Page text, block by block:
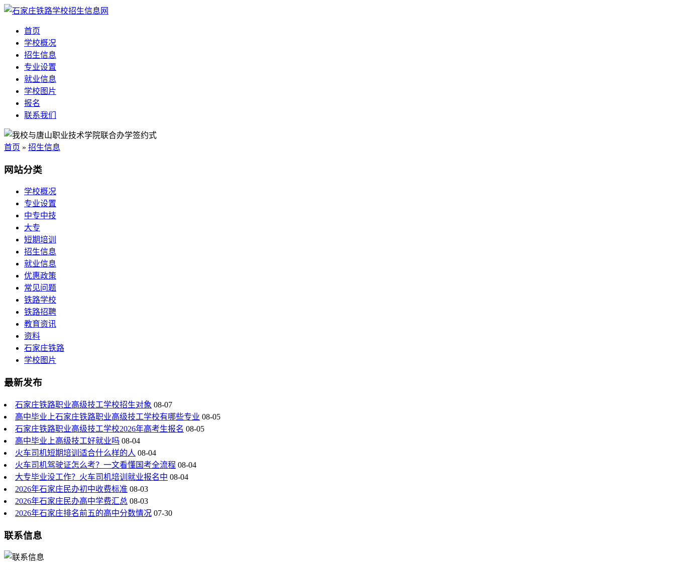
首页
学校概况
招生信息
专业设置
就业信息
学校图片
报名
联系我们
首页 » 招生信息
网站分类
学校概况
专业设置
中专中技
大专
短期培训
招生信息
就业信息
优惠政策
常见问题
铁路学校
铁路招聘
教育资讯
资料
石家庄铁路
学校图片
最新发布
石家庄铁路职业高级技工学校招生对象 08-07
高中毕业上石家庄铁路职业高级技工学校有哪些专业 08-05
石家庄铁路职业高级技工学校2026年高考生报名 08-05
高中毕业上高级技工好就业吗 08-04
火车司机短期培训适合什么样的人 08-04
火车司机驾驶证怎么考？一文看懂国考全流程 08-04
大专毕业没工作？火车司机培训就业报名中 08-04
2026年石家庄民办初中收费标准 08-03
2026年石家庄民办高中学费汇总 08-03
2026年石家庄排名前五的高中分数情况 07-30
联系信息